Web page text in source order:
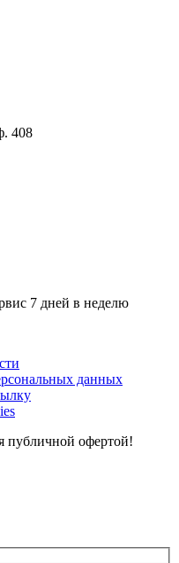
408
7 дней в неделю
данных
публичной офертой!